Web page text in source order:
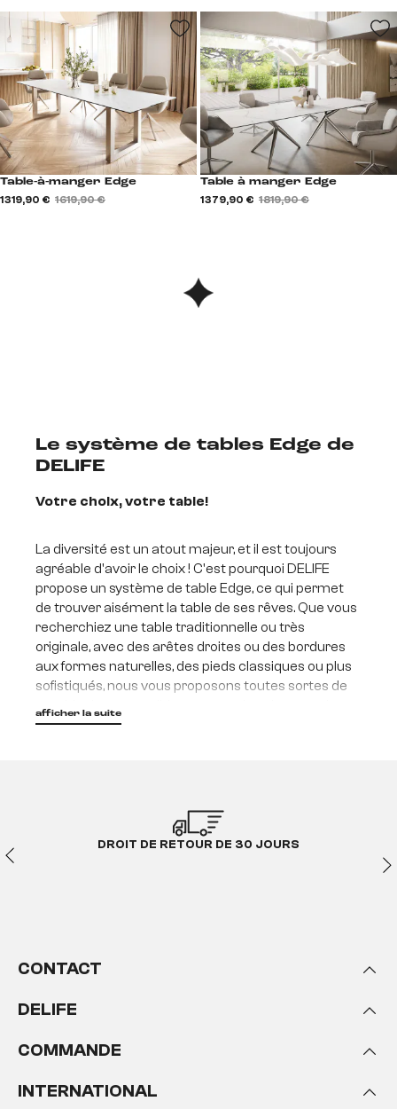
Table-à-manger Edge
1 319,90 € 1 619,90 €
Table à manger Edge
1 379,90 € 1 819,90 €
Le système de tables Edge de
DELIFE
Votre choix, votre table!
La diversité est un atout majeur, et il est toujours
agréable d'avoir le choix ! C'est pourquoi DELIFE
propose un système de table Edge, ce qui permet
de trouver aisément la table de ses rêves. Que vous
recherchiez une table traditionnelle ou très
originale, avec des arêtes droites ou des bordures
aux formes naturelles, des pieds classiques ou plus
sofistiqués, nous vous proposons toutes sortes de
combinaisons possibles car tous les plateaux de
table Edge peuvent être combinés avec 10 types de
Découvrez le nouveau
système de tables Edge
tous axés sur la diversité. À maintes reprises, nous avons
personaliser leur table à manger. Couleurs, formes, tailles,
qui permette aux clients de composer leur propre table à
Nous avons mis en œuvre cette idée dans une sorte de
afficher la suite
DROIT DE RETOUR DE 30 JOURS
CONTACT
DELIFE
COMMANDE
INTERNATIONAL